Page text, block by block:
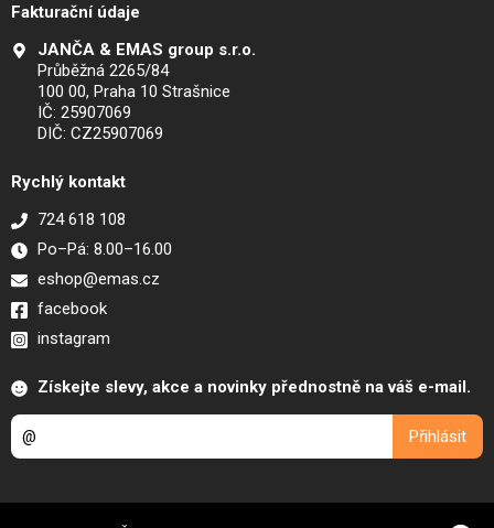
Fakturační údaje
JANČA & EMAS group s.r.o.
Průběžná 2265/84
100 00, Praha 10 Strašnice
IČ: 25907069
DIČ: CZ25907069
Rychlý kontakt
724 618 108
Po–Pá: 8.00–16.00
eshop@emas.cz
facebook
instagram
Získejte slevy, akce a novinky přednostně na váš e-mail.